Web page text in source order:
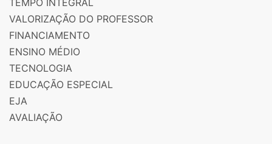
TEMPO INTEGRAL
VALORIZAÇÃO DO PROFESSOR
FINANCIAMENTO
ENSINO MÉDIO
TECNOLOGIA
EDUCAÇÃO ESPECIAL
EJA
AVALIAÇÃO